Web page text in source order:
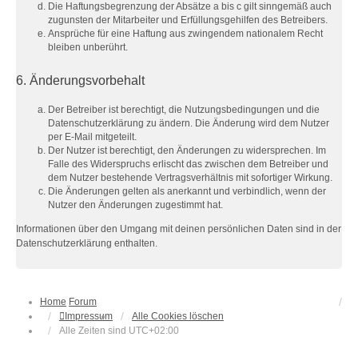
Die Haftungsbegrenzung der Absätze a bis c gilt sinngemäß auch
zugunsten der Mitarbeiter und Erfüllungsgehilfen des Betreibers.
Ansprüche für eine Haftung aus zwingendem nationalem Recht
bleiben unberührt.
6. Änderungsvorbehalt
Der Betreiber ist berechtigt, die Nutzungsbedingungen und die
Datenschutzerklärung zu ändern. Die Änderung wird dem Nutzer
per E-Mail mitgeteilt.
Der Nutzer ist berechtigt, den Änderungen zu widersprechen. Im
Falle des Widerspruchs erlischt das zwischen dem Betreiber und
dem Nutzer bestehende Vertragsverhältnis mit sofortiger Wirkung.
Die Änderungen gelten als anerkannt und verbindlich, wenn der
Nutzer den Änderungen zugestimmt hat.
Informationen über den Umgang mit deinen persönlichen Daten sind in der
Datenschutzerklärung enthalten.
Home Forum
Impressum
Alle Cookies löschen
Alle Zeiten sind UTC+02:00